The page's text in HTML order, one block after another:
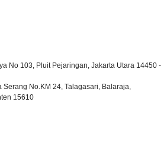
No 103, Pluit Pejaringan, Jakarta Utara 14450 -
Serang No.KM 24, Talagasari, Balaraja,
15610